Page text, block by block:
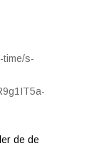
time/s-
de de